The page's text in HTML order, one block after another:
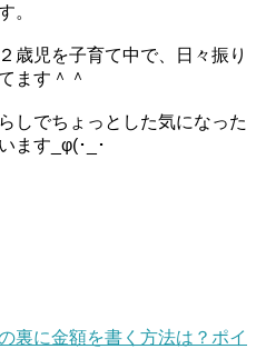
。
歳児を子育て中で、日々振り
ます＾＾
しでちょっとした気になった
ます_φ(･_･
裏に金額を書く方法は？ポイ